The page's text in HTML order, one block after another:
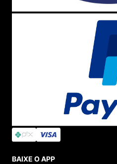
BAIXE O APP